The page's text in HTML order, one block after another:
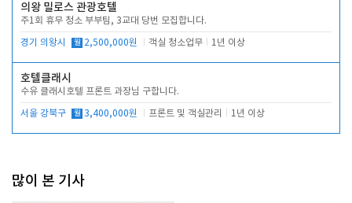
의왕 밀로스 관광호텔
주1회 휴무 청소 부부팀, 3교대 당번 모집합니다.
경기 의왕시 월 2,500,000원 객실 청소업무 1년 이상
호텔클래시
수유 클래시호텔 프론트 과장님 구합니다.
서울 강북구 월 3,400,000원 프론트 및 객실관리 1년 이상
많이 본 기사